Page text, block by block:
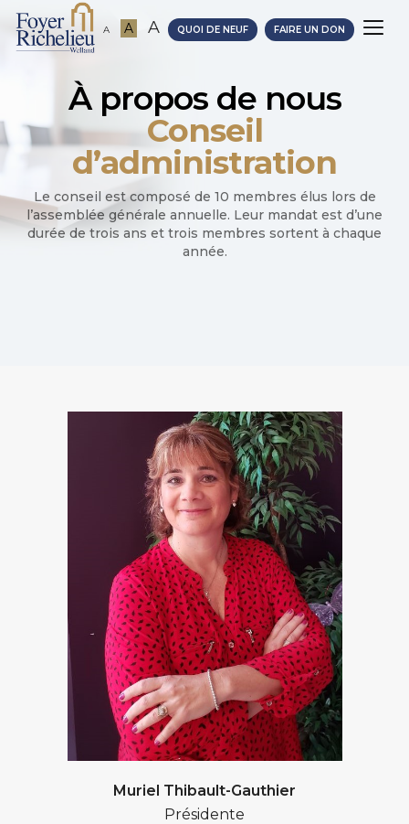
A A A QUOI DE NEUF FAIRE UN DON
À propos de nous
Conseil
d’administration
Le conseil est composé de 10 membres élus lors de
l’assemblée générale annuelle. Leur mandat est d’une
durée de trois ans et trois membres sortent à chaque
année.
Muriel Thibault-Gauthier
Présidente